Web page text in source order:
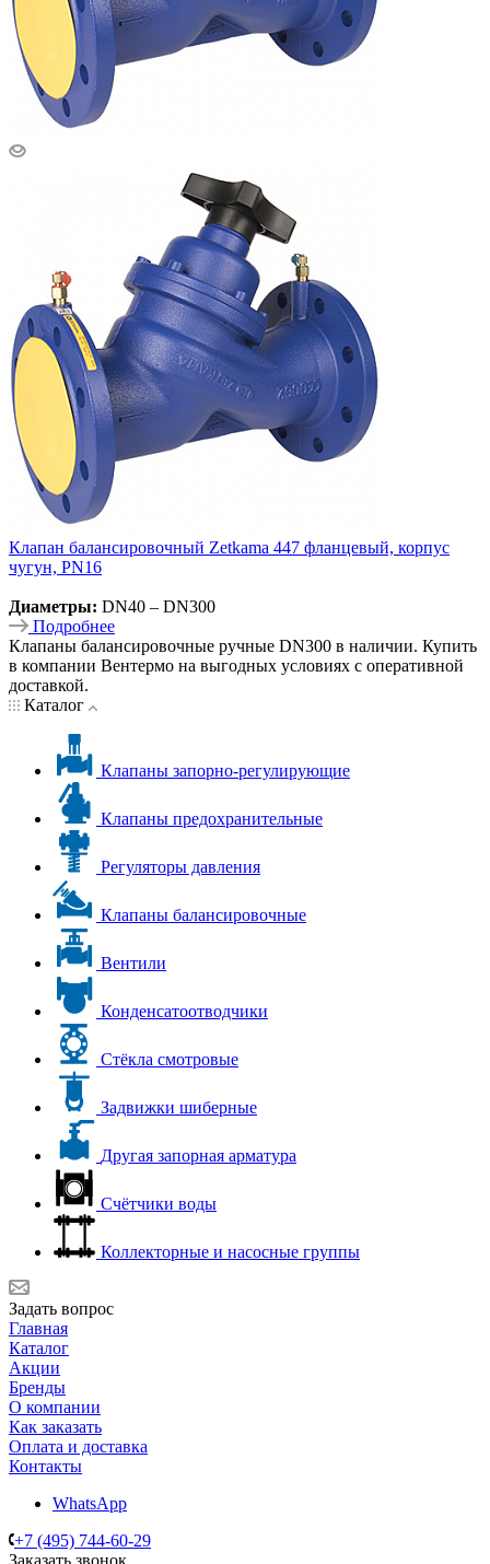
Клапан балансировочный Zetkama 447 фланцевый, корпус
чугун, PN16
Диаметры: DN40 – DN300
Подробнее
Клапаны балансировочные ручные DN300 в наличии. Купить
в компании Вентермо на выгодных условиях с оперативной
доставкой.
Каталог
Клапаны запорно-регулирующие
Клапаны предохранительные
Регуляторы давления
Клапаны балансировочные
Вентили
Конденсатоотводчики
Стёкла смотровые
Задвижки шиберные
Другая запорная арматура
Счётчики воды
Коллекторные и насосные группы
Задать вопрос
Главная
Каталог
Акции
Бренды
О компании
Как заказать
Оплата и доставка
Контакты
WhatsApp
+7 (495) 744-60-29
Заказать звонок